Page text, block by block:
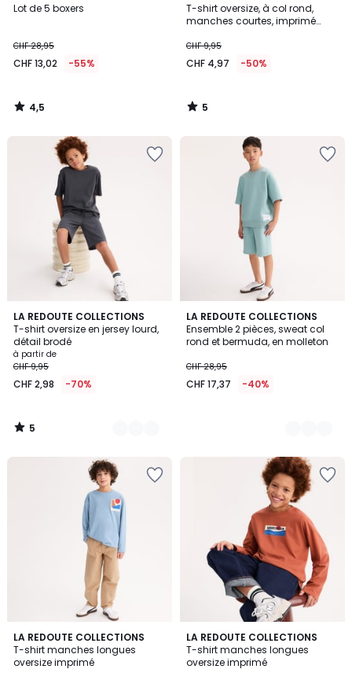
Lot de 5 boxers
CHF 28,95
CHF 13,02 -55%
/ 5
4,5
/
T-shirt oversize, à col rond,
manches courtes, imprimé
CHF 9,95
CHF 4,97 -50%
/
5
5
/
LA REDOUTE COLLECTIONS
T-shirt oversize en jersey lourd,
détail brodé
à partir de
CHF 9,95
CHF 2,98 -70%
5
/
5
4
Couleurs
5
/
LA REDOUTE COLLECTIONS
Ensemble 2 pièces, sweat col
rond et bermuda, en molleton
CHF 28,95
CHF 17,37 -40%
2
Couleurs
LA REDOUTE COLLECTIONS
T-shirt manches longues
oversize imprimé
5
/
5
LA REDOUTE COLLECTIONS
T-shirt manches longues
oversize imprimé
5
/
5